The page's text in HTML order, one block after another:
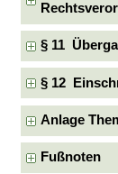
§ 11
§ 12
Anlage
Fußnoten